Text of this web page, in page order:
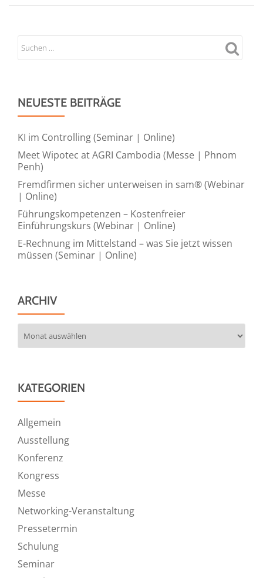
NEUESTE BEITRÄGE
KI im Controlling (Seminar | Online)
Meet Wipotec at AGRI Cambodia (Messe | Phnom
Penh)
Fremdfirmen sicher unterweisen in sam® (Webinar
| Online)
Führungskompetenzen – Kostenfreier
Einführungskurs (Webinar | Online)
E-Rechnung im Mittelstand – was Sie jetzt wissen
müssen (Seminar | Online)
ARCHIV
KATEGORIEN
Allgemein
Ausstellung
Konferenz
Kongress
Messe
Networking-Veranstaltung
Pressetermin
Schulung
Seminar